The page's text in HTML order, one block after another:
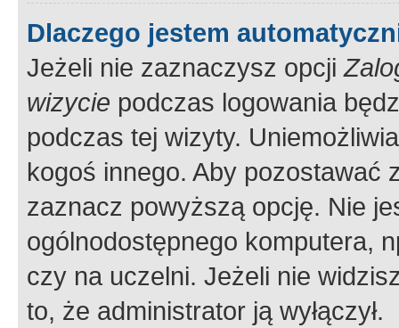
Dlaczego jestem
Jeżeli nie zaznaczysz opcji
wizycie podczas logowania
podczas tej wizyty.
kogoś innego. Aby pozostawać
zaznacz powyższą opcję. Nie
ogólnodostępnego komputera,
czy na uczelni. Jeżeli nie
to, że administrator ją wyłączył.